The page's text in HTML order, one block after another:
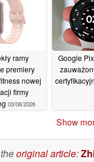
2026
ramy
premiery
nowej
firmy
03/06/2026
Google
Show
original article: